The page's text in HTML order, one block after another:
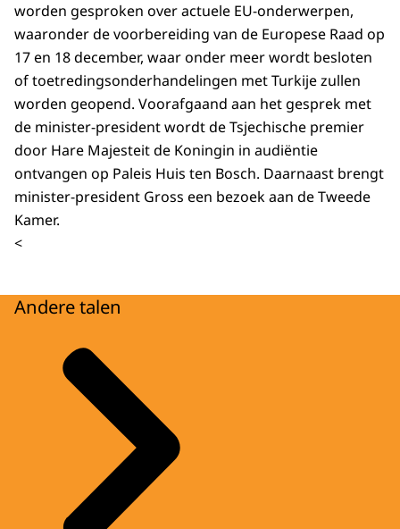
worden gesproken over actuele EU-onderwerpen,
waaronder de voorbereiding van de Europese Raad op
17 en 18 december, waar onder meer wordt besloten
of toetredingsonderhandelingen met Turkije zullen
worden geopend. Voorafgaand aan het gesprek met
de minister-president wordt de Tsjechische premier
door Hare Majesteit de Koningin in audiëntie
ontvangen op Paleis Huis ten Bosch. Daarnaast brengt
minister-president Gross een bezoek aan de Tweede
Kamer.
<
Andere talen